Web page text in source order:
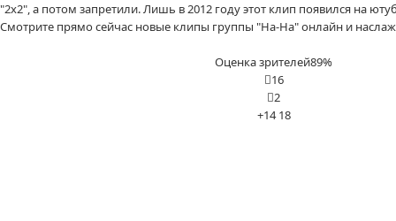
"2x2", а потом запретили. Лишь в 2012 году этот клип появился на
Смотрите прямо сейчас новые клипы группы "На-На" онлайн и
Оценка зрителей89%
16
2
+14 18